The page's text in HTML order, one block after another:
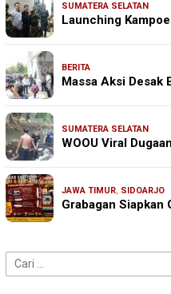
SUMATERA SELATAN
Launching
BERITA
Massa Aksi Desak
SUMATERA SELATAN
WOOU Viral
JAWA TIMUR, SIDOARJO
Grabagan Siapkan
Cari
untuk: